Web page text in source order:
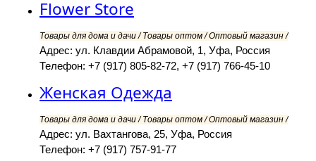
Flower Store
Товары для дома и дачи / Товары оптом / Оптовый магазин /
Адрес: ул. Клавдии Абрамовой, 1, Уфа, Россия
Телефон: +7 (917) 805-82-72, +7 (917) 766-45-10
Женская Одежда
Товары для дома и дачи / Товары оптом / Оптовый магазин /
Адрес: ул. Вахтангова, 25, Уфа, Россия
Телефон: +7 (917) 757-91-77